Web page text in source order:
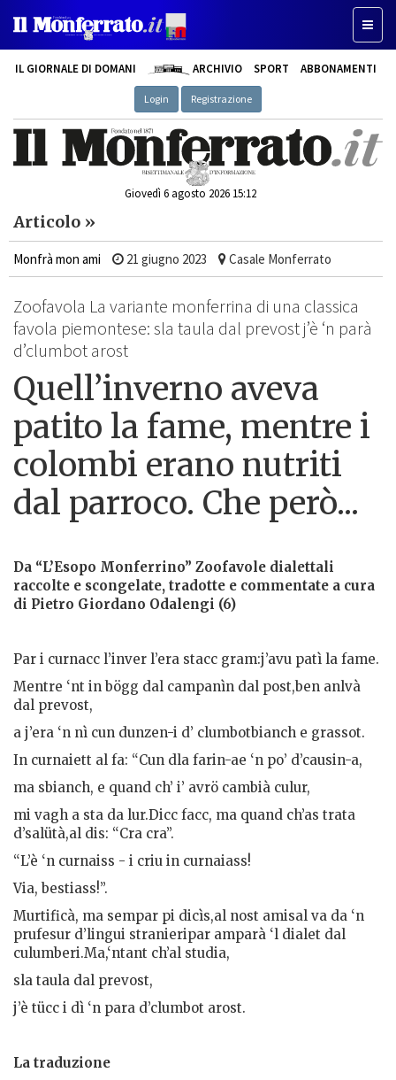
IL GIORNALE DI DOMANI ARCHIVIO SPORT ABBONAMENTI
Login Registrazione
Giovedì 6 agosto 2026 15:12
Articolo »
Monfrà mon ami 21 giugno 2023 Casale Monferrato
Zoofavola La variante monferrina di una classica
favola piemontese: sla taula dal prevost j’è ‘n parà
d’clumbot arost
Quell’inverno aveva
patito la fame, mentre i
colombi erano nutriti
dal parroco. Che però...
Da “L’Esopo Monferrino” Zoofavole dialettali
raccolte e scongelate, tradotte e commentate a cura
di Pietro Giordano Odalengi (6)
Par i curnacc l’inver l’era stacc gram:j’avu patì la fame.
Mentre ‘nt in bögg dal campanìn dal post,ben anlvà
dal prevost,
a j’era ‘n nì cun dunzen-i d’ clumbotbianch e grassot.
In curnaiett al fa: “Cun dla farin-ae ‘n po’ d’causin-a,
ma sbianch, e quand ch’ i’ avrö cambià culur,
mi vagh a sta da lur.Dicc facc, ma quand ch’as trata
d’salütà,al dis: “Cra cra”.
“L’è ‘n curnaiss - i criu in curnaiass!
Via, bestiass!”.
Murtificà, ma sempar pi dicìs,al nost amisal va da ‘n
prufesur d’lingui stranieripar amparà ‘l dialet dal
culumberi.Ma,‘ntant ch’al studia,
sla taula dal prevost,
j’è tücc i dì ‘n para d’clumbot arost.
La traduzione